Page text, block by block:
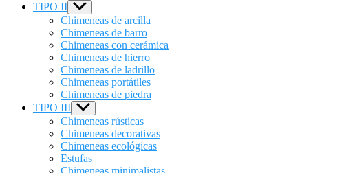
TIPO II Show
sub
menu
Chimeneas de arcilla
Chimeneas de barro
Chimeneas con cerámica
Chimeneas de hierro
Chimeneas de ladrillo
Chimeneas portátiles
Chimeneas de piedra
TIPO III Show
sub
menu
Chimeneas rústicas
Chimeneas decorativas
Chimeneas ecológicas
Estufas
Chimeneas minimalistas